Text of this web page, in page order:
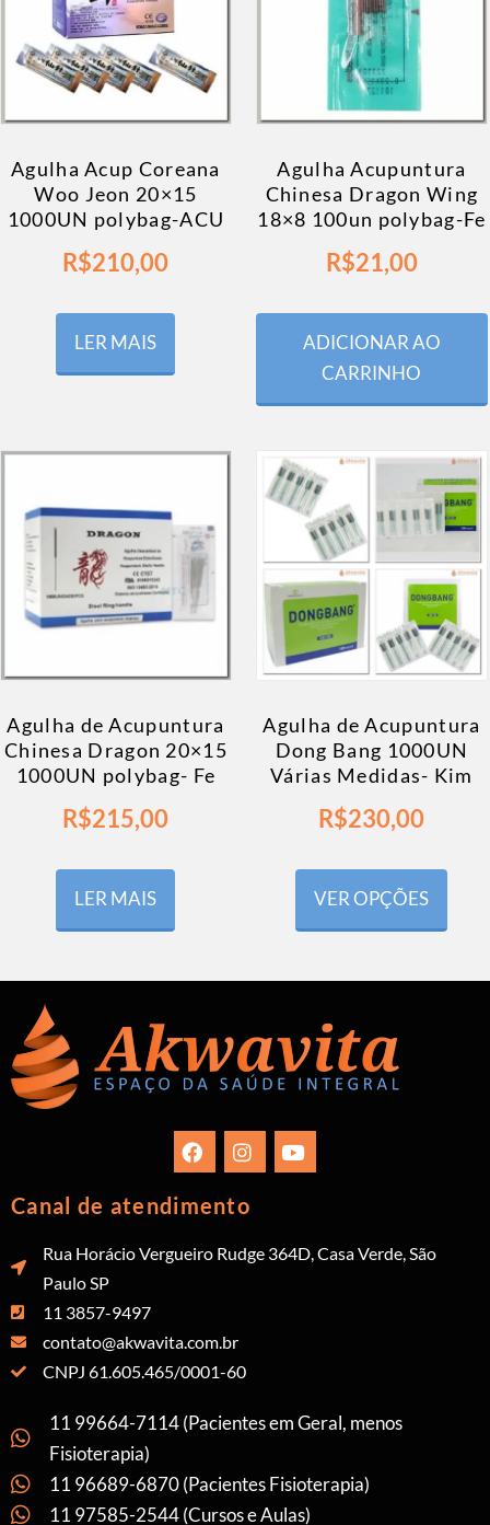
Agulha Acup Coreana
Woo Jeon 20×15
1000UN polybag-ACU
R$210,00
LER MAIS
Agulha Acupuntura
Chinesa Dragon Wing
18×8 100un polybag-Fe
R$21,00
ADICIONAR AO
CARRINHO
Agulha de Acupuntura
Chinesa Dragon 20×15
1000UN polybag- Fe
R$215,00
LER MAIS
Agulha de Acupuntura
Dong Bang 1000UN
Várias Medidas- Kim
R$230,00
VER OPÇÕES
Canal de atendimento
Rua Horácio Vergueiro Rudge 364D, Casa Verde, São
Paulo SP
11 3857-9497
contato@akwavita.com.br
CNPJ 61.605.465/0001-60
11 99664-7114 (Pacientes em Geral, menos
Fisioterapia)
11 96689-6870 (Pacientes Fisioterapia)
11 97585-2544 (Cursos e Aulas)